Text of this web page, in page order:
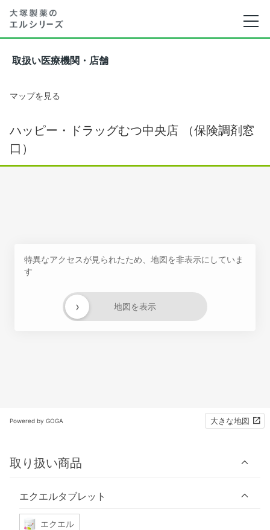
取扱い医療機関・店舗
マップを見る
ハッピー・ドラッグむつ中央店 （保険調剤窓
口）
特異なアクセスが見られたため、地図を非表示にしていま
す
地図を表示
›
Powered by GOGA 大きな地図
取り扱い商品
エクエルタブレット
エクエル